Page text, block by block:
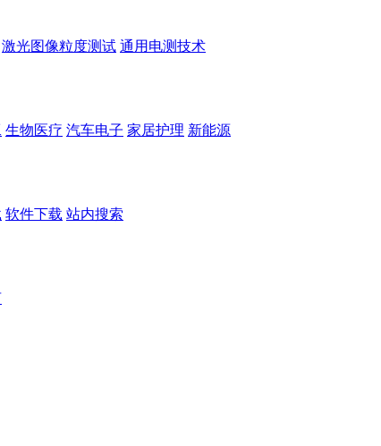
激光图像粒度测试 通用电测技术
生物医疗 汽车电子 家居护理 新能源
软件下载 站内搜索